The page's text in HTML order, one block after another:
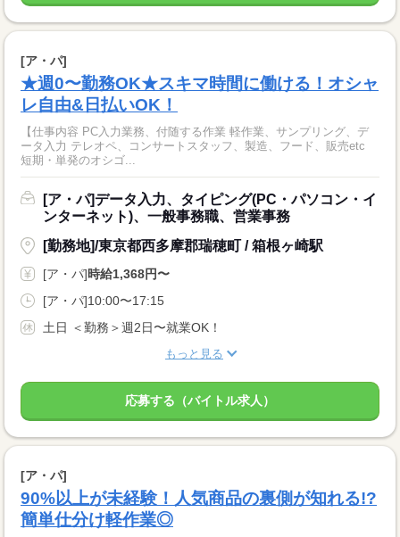
[ア・パ]
★週0〜勤務OK★スキマ時間に働ける！オシャ
レ自由&日払いOK！
【仕事内容 PC入力業務、付随する作業 軽作業、サンプリング、デ
ータ入力 テレオペ、コンサートスタッフ、製造、フード、販売etc
短期・単発のオシゴ...
[ア・パ]データ入力、タイピング(PC・パソコン・イ
ンターネット)、一般事務職、営業事務
[勤務地]/東京都西多摩郡瑞穂町 / 箱根ヶ崎駅
[ア・パ]時給1,368円〜
[ア・パ]10:00〜17:15
土日 ＜勤務＞週2日〜就業OK！
もっと見る
応募する（バイトル求人）
[ア・パ]
90%以上が未経験！人気商品の裏側が知れる!?
簡単仕分け軽作業◎